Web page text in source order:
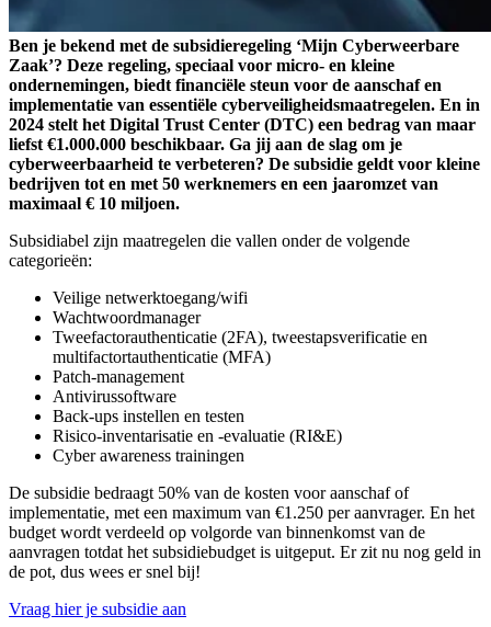
Ben je bekend met de subsidieregeling ‘Mijn Cyberweerbare
Zaak’? Deze regeling, speciaal voor micro- en kleine
ondernemingen, biedt financiële steun voor de aanschaf en
implementatie van essentiële cyberveiligheidsmaatregelen. En in
2024 stelt het Digital Trust Center (DTC) een bedrag van maar
liefst €1.000.000 beschikbaar. Ga jij aan de slag om je
cyberweerbaarheid te verbeteren? De subsidie geldt voor kleine
bedrijven tot en met 50 werknemers en een jaaromzet van
maximaal € 10 miljoen.
Subsidiabel zijn maatregelen die vallen onder de volgende
categorieën:
Veilige netwerktoegang/wifi
Wachtwoordmanager
Tweefactorauthenticatie (2FA), tweestapsverificatie en
multifactortauthenticatie (MFA)
Patch-management
Antivirussoftware
Back-ups instellen en testen
Risico-inventarisatie en -evaluatie (RI&E)
Cyber awareness trainingen
De subsidie bedraagt 50% van de kosten voor aanschaf of
implementatie, met een maximum van €1.250 per aanvrager. En het
budget wordt verdeeld op volgorde van binnenkomst van de
aanvragen totdat het subsidiebudget is uitgeput. Er zit nu nog geld in
de pot, dus wees er snel bij!
Vraag hier je subsidie aan